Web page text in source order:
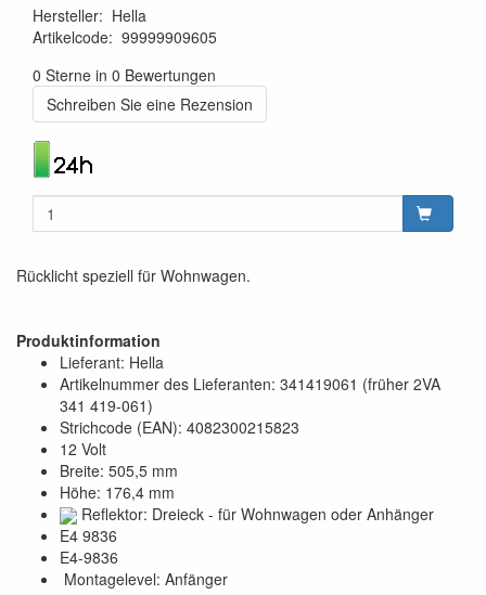
Hersteller: Hella
Artikelcode: 99999909605
0 Sterne in 0 Bewertungen
Schreiben Sie eine Rezension
Rücklicht speziell für Wohnwagen.
Produktinformation
Lieferant: Hella
Artikelnummer des Lieferanten: 341419061 (früher 2VA
341 419-061)
Strichcode (EAN): 4082300215823
12 Volt
Breite: 505,5 mm
Höhe: 176,4 mm
Reflektor: Dreieck - für Wohnwagen oder Anhänger
E4 9836
E4-9836
Montagelevel: Anfänger